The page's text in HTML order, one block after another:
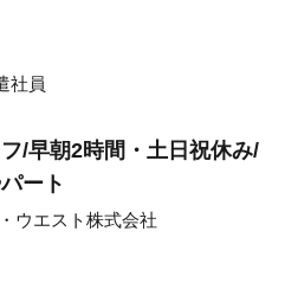
社員
/早朝2時間・土日祝休み/
ート
ウエスト株式会社